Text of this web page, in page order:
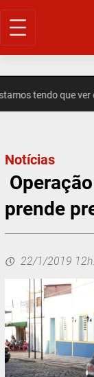
Pular
para
tendo que ver
Notícias
prende
22/1/2019